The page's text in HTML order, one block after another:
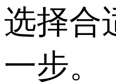
选择合
一步。